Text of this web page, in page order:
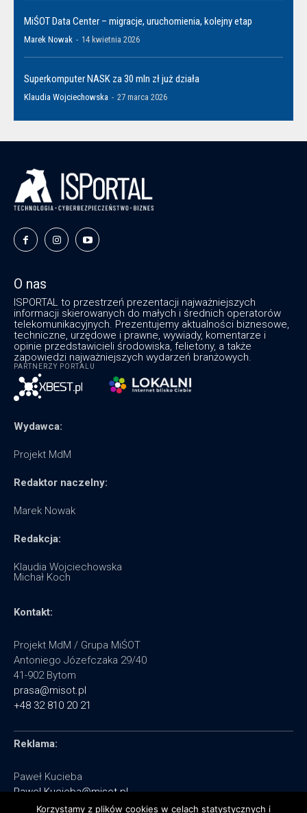
MiŚOT Data Center – migracje, uruchomienia, kolejny etap
Marek Nowak - 14 kwietnia 2026
Superkomputer NASK za 30 mln zł już działa
Klaudia Wojciechowska - 27 marca 2026
O nas
ISPORTAL to przestrzeń prezentacji najważniejszych
informacji skierowanych do małych i średnich operatorów
telekomunikacyjnych. Prezentujemy aktualności biznesowe,
techniczne, urzędowe i prawne, wywiady, komentarze i
opinie przedstawicieli środowiska, felietony, a także
zapowiedzi najważniejszych wydarzeń branżowych.
PARTNERZY PORTALU
Wydawca:
Projekt MdM
Redaktor naczelny:
Marek Nowak
Redakcja:
Klaudia Wojciechowska
Michał Koch
Kontakt:
Projekt MdM / Grupa MiŚOT
Antoniego Józefczaka 29/40
41-902 Bytom
prasa@misot.pl
+48 32 810 20 21
Reklama:
Paweł Kucieba
Pawel.Kucieba@misot.pl
+48 602 495 064
Korzystamy z plików cookies w celach statystycznych i